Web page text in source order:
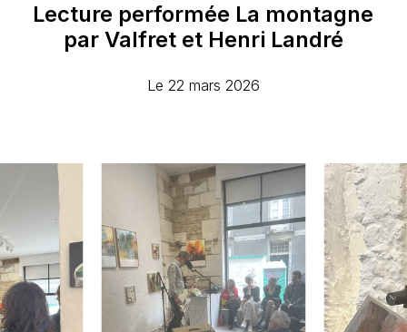
Lecture performée La montagne
par Valfret et Henri Landré
Le 22 mars 2026